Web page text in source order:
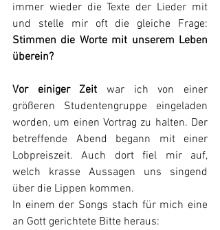
immer wieder die Texte der Lieder mit
Stimmen die Worte mit unserem Leben
überein?
Vor einiger Zeit war ich von einer
größeren Studentengruppe eingeladen
worden, um einen Vortrag zu halten. Der
betreffende Abend begann mit einer
Lobpreiszeit. Auch dort fiel mir auf,
welch krasse Aussagen uns singend
über die Lippen kommen.
In einem der Songs stach für mich eine
an Gott gerichtete Bitte heraus: